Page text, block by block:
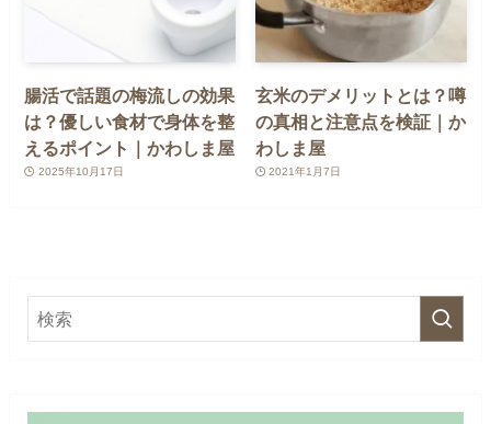
腸活で話題の梅流しの効果
は？優しい食材で身体を整
えるポイント｜かわしま屋
2025年10月17日
玄米のデメリットとは？噂
の真相と注意点を検証｜か
わしま屋
2021年1月7日